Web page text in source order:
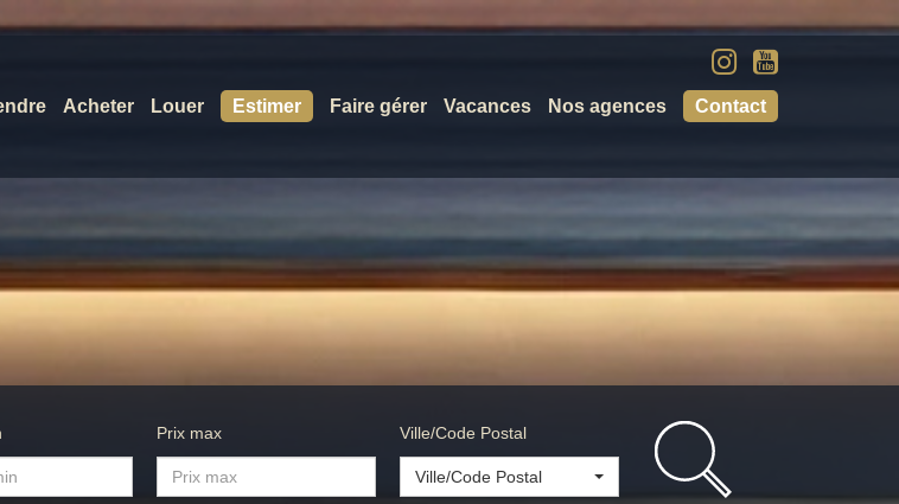
Acheter Louer Estimer Faire gérer Vacances Nos agences Contact
Prix max Ville/Code Postal
Ville/Code Postal